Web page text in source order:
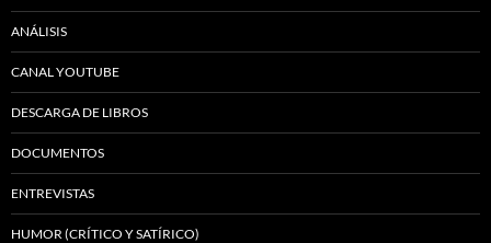
ANÁLISIS
CANAL YOUTUBE
DESCARGA DE LIBROS
DOCUMENTOS
ENTREVISTAS
HUMOR (CRÍTICO Y SATÍRICO)